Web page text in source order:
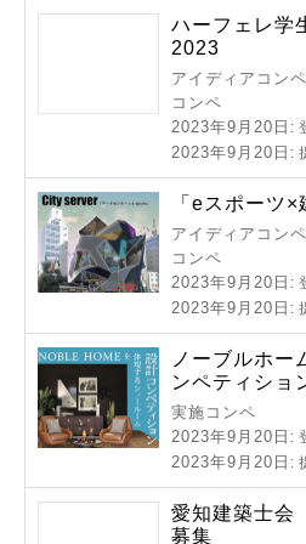
ハーフェレ学
2023
アイディアコン
コンペ
2023年9月20日 :
2023年9月20日 :
「eスポーツ
アイディアコン
コンペ
2023年9月20日 :
2023年9月20日 :
ノーブルホー
ンペティショ
実施コンペ
2023年9月20日 :
2023年9月20日 :
愛知建築士
募集